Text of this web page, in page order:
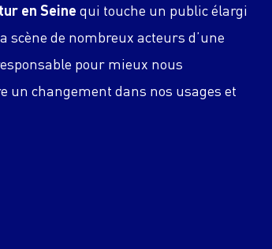
en Seine qui touche un public élargi
scène de nombreux acteurs d’une
pour mieux nous
un changement dans nos usages et